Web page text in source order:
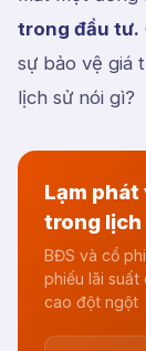
trong đầu tư.
sự bảo vệ giá
lịch sử nói gì?
Lạm phát
trong lịch
BĐS và cổ
phiếu lãi suất
cao đột ngột